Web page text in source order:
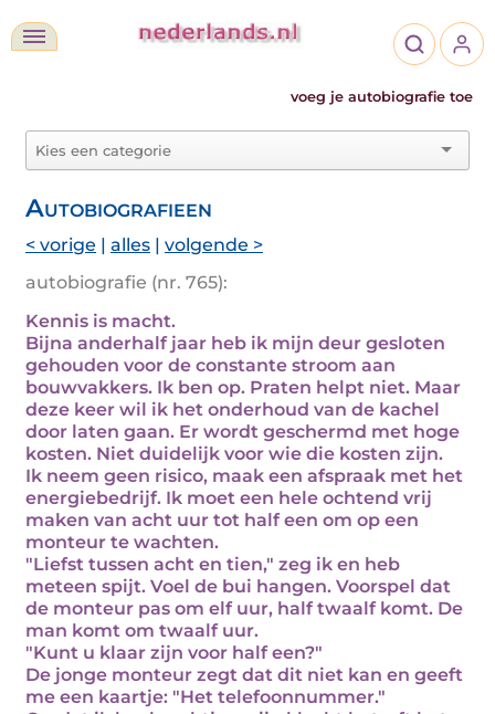
voeg je autobiografie toe
Autobiografieen
< vorige | alles | volgende >
autobiografie (nr. 765):
Kennis is macht.
Bijna anderhalf jaar heb ik mijn deur gesloten
gehouden voor de constante stroom aan
bouwvakkers. Ik ben op. Praten helpt niet. Maar
deze keer wil ik het onderhoud van de kachel
door laten gaan. Er wordt geschermd met hoge
kosten. Niet duidelijk voor wie die kosten zijn.
Ik neem geen risico, maak een afspraak met het
energiebedrijf. Ik moet een hele ochtend vrij
maken van acht uur tot half een om op een
monteur te wachten.
"Liefst tussen acht en tien," zeg ik en heb
meteen spijt. Voel de bui hangen. Voorspel dat
de monteur pas om elf uur, half twaalf komt. De
man komt om twaalf uur.
"Kunt u klaar zijn voor half een?"
De jonge monteur zegt dat dit niet kan en geeft
me een kaartje: "Het telefoonnummer."